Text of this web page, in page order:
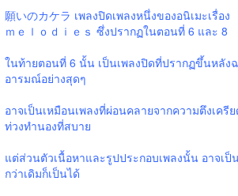
願いのカケラ เพลงปิดเพลงหนึ่งของอนิเมะเ
ｍｅｌｏｄｉｅｓ ซึ่งปรากฏในตอนที่ 6 และ 8
ในท้ายตอนที่ 6 นั้น เป็นเพลงปิดที่ปรากฏขึ้นหลัง
อารมณ์อย่างสุดๆ
อาจเป็นเหมือนเพลงที่ผ่อนคลายจากความตึงเค
ท่วงทำนองที่สบาย
แต่ส่วนตัวเนื้อหาและรูปประกอบเพลงนั้น อาจเป็
กว่าเดิมก็เป็นได้